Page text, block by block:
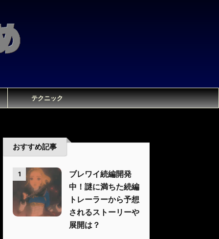
テクニック
おすすめ記事
1
ブレワイ続編開発
中！謎に満ちた続編
トレーラーから予想
されるストーリーや
展開は？